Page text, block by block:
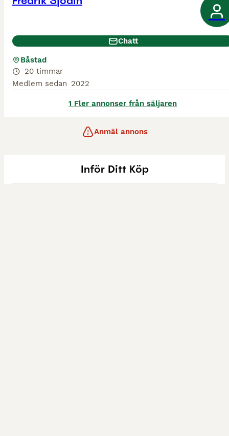
Chatt
Båstad
20 timmar
Medlem sedan 2022
1 Fler annonser från säljaren
Anmäl annons
Inför Ditt Köp